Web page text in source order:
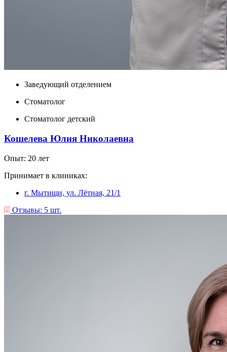
Заведующий отделением
Стоматолог
Стоматолог детский
Кошелева Юлия Николаевна
Опыт: 20 лет
Принимает в клиниках:
г. Мытищи, ул. Лëтная, 21/1
Отзывы: 5 шт.